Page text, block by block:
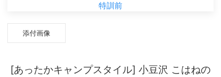
特訓前
添付画像
[あったかキャンプスタイル] 小豆沢 こはねの